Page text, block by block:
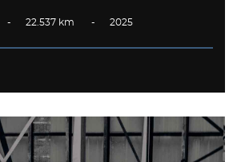
- 22.537 km - 2025